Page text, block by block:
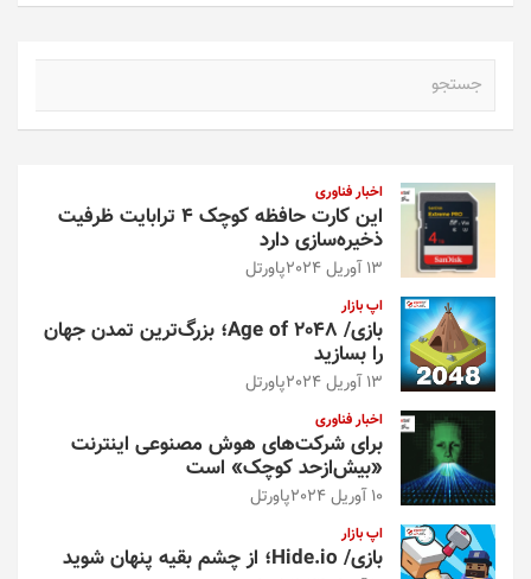
اخبار فناوری
این کارت حافظه کوچک ۴ ترابایت ظرفیت
ذخیره‌سازی دارد
13 آوریل 2024 پاورتل
اپ بازار
بازی/ Age of 2048؛ بزرگ‌ترین تمدن جهان
را بسازید
13 آوریل 2024 پاورتل
اخبار فناوری
برای شرکت‌های هوش مصنوعی اینترنت
«بیش‌از‌حد کوچک» است
10 آوریل 2024 پاورتل
اپ بازار
بازی/ Hide.io؛ از چشم بقیه پنهان شوید